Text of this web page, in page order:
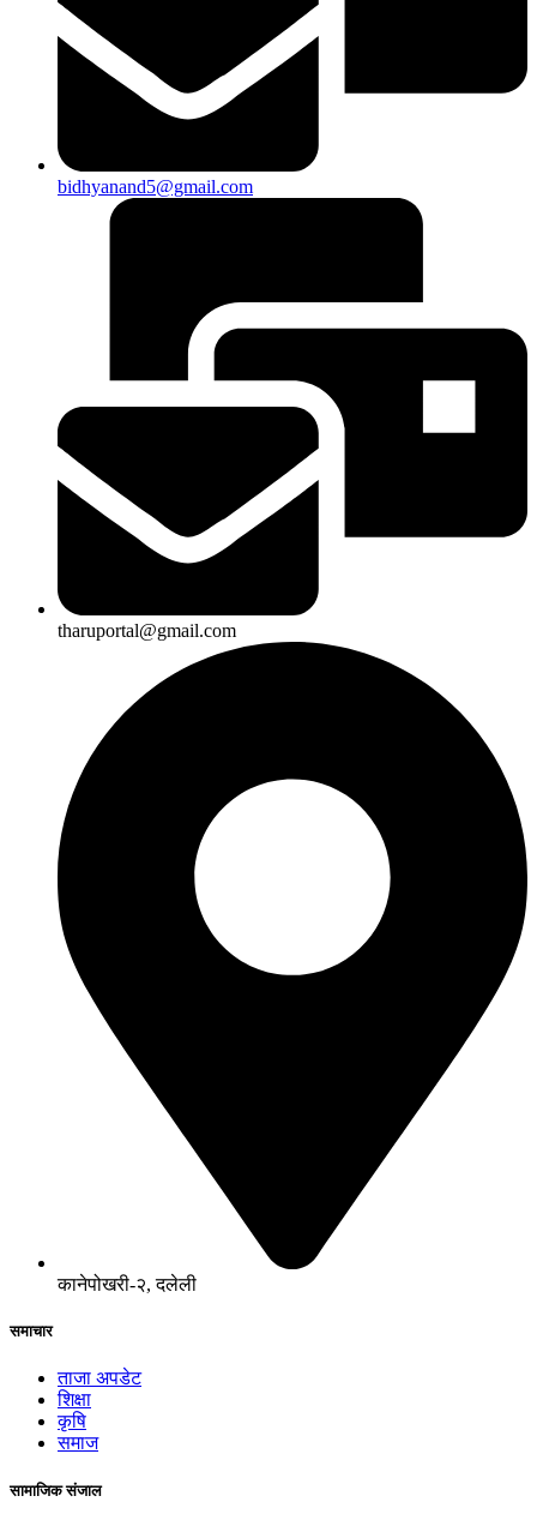
bidhyanand5@gmail.com
tharuportal@gmail.com
कानेपोखरी-२, दलेली
समाचार
ताजा अपडेट
शिक्षा
कृषि
समाज
सामाजिक संजाल